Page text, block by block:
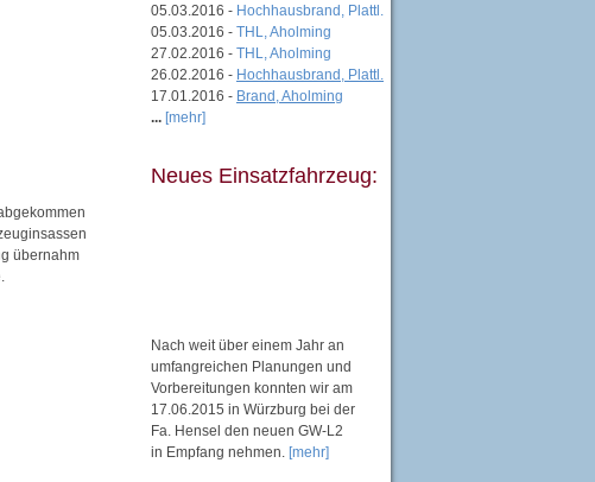
übernahm
05.03.2016 - Hochhausbrand, Plattl.
05.03.2016 - THL, Aholming
27.02.2016 - THL, Aholming
26.02.2016 - Hochhausbrand, Plattl.
17.01.2016 - Brand, Aholming
... [mehr]
Neues Einsatzfahrzeug:
Nach weit über einem Jahr an
umfangreichen Planungen und
Vorbereitungen konnten wir am
17.06.2015 in Würzburg bei der
Fa. Hensel den neuen GW-L2
in Empfang nehmen. [mehr]